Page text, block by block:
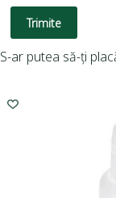
Trimite
S-ar putea să-ți